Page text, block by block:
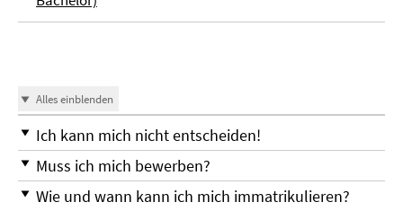
Alles einblenden
Ich kann mich nicht entscheiden!
Muss ich mich bewerben?
Wie und wann kann ich mich immatrikulieren?